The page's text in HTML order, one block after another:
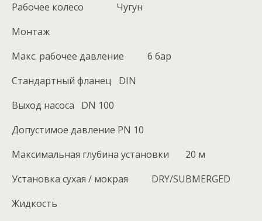
Рабочее колесо Чугун
Монтаж
Макс. рабочее давление 6 бар
Стандартный фланец DIN
Выход насоса DN 100
Допустимое давление PN 10
Максимальная глубина установки 20 м
Установка сухая / мокрая DRY/SUBMERGED
Жидкость